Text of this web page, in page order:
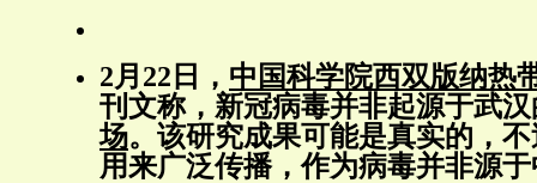
2月22日， 中国科学院西双版纳热
刊文称，新冠病毒并非起源于武汉
场。该研究成果可能是真实的，
用来广泛传播，作为病毒并非源